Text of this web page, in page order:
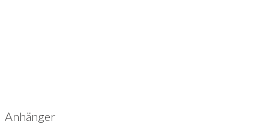
Anhänger